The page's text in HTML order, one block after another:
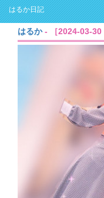
はるか日記
はるか- ［2024-03-30